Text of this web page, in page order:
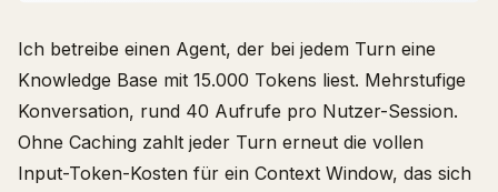
Ich betreibe einen Agent, der bei jedem Turn eine
Knowledge Base mit 15.000 Tokens liest. Mehrstufige
Konversation, rund 40 Aufrufe pro Nutzer-Session.
Ohne Caching zahlt jeder Turn erneut die vollen
Input-Token-Kosten für ein Context Window, das sich